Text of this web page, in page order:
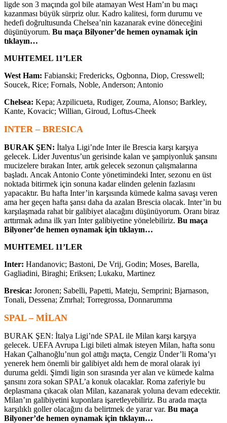
ligde son 3 maçında gol bile atamayan West Ham’ın bu maçı
kazanması büyük sürpriz olur. Kadro kalitesi, form durumu ve
hedefi doğrultusunda Chelsea’nin kazanarak evine döneceğini
düşünüyorum. Bu maça Bilyoner’de hemen oynamak için
tıklayın…
MUHTEMEL 11’LER
West Ham: Fabianski; Fredericks, Ogbonna, Diop, Cresswell;
Soucek, Rice; Fornals, Noble, Anderson; Antonio
Chelsea: Kepa; Azpilicueta, Rudiger, Zouma, Alonso; Barkley,
Kante, Kovacic; Willian, Giroud, Loftus-Cheek
INTER – BRESICA
BURAK ŞEN: İtalya Ligi’nde Inter ile Brescia karşı karşıya
gelecek. Lider Juventus’un gerisinde kalan ve şampiyonluk şansını
mucizelere bırakan Inter, artık gelecek sezonun çalışmalarına
başladı. Ancak Antonio Conte yönetimindeki Inter, sezonu en üst
noktada bitirmek için sonuna kadar elinden gelenin fazlasını
yapacaktır. Bu hafta Inter’in karşısında kümede kalma savaşı veren
ama her geçen hafta şansı daha da azalan Brescia olacak. Inter’in bu
karşılaşmada rahat bir galibiyet alacağını düşünüyorum. Oranı biraz
arttırmak adına ilk yarı Inter galibiyetine yönelebiliriz. Bu maça
Bilyoner’de hemen oynamak için tıklayın…
MUHTEMEL 11’LER
Inter: Handanovic; Bastoni, De Vrij, Godin; Moses, Barella,
Gagliadini, Biraghi; Eriksen; Lukaku, Martinez
Bresica: Joronen; Sabelli, Papetti, Mateju, Semprini; Bjarnason,
Tonali, Dessena; Zmrhal; Torregrossa, Donnarumma
SPAL – MİLAN
BURAK ŞEN: İtalya Ligi’nde SPAL ile Milan karşı karşıya
gelecek. UEFA Avrupa Ligi bileti almak isteyen Milan, hafta sonu
Hakan Çalhanoğlu’nun gol attığı maçta, Cengiz Ünder’li Roma’yı
yenerek hem önemli bir galibiyet aldı hem de moral olarak iyi
duruma geldi. Şimdi ligin son sırasında yer alan ve kümede kalma
şansını zora sokan SPAL’a konuk olacaklar. Roma zaferiyle bu
deplasmana çıkacak olan Milan, kazanarak yoluna devam edecektir.
Milan’ın galibiyetini kuponlara işaretleyebiliriz. Bu arada maçta
karşılıklı goller olacağını da belirtmek de yarar var. Bu maça
Bilyoner’de hemen oynamak için tıklayın…